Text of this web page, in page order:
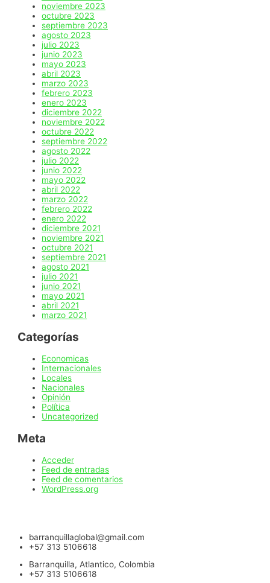
noviembre 2023
octubre 2023
septiembre 2023
agosto 2023
julio 2023
junio 2023
mayo 2023
abril 2023
marzo 2023
febrero 2023
enero 2023
diciembre 2022
noviembre 2022
octubre 2022
septiembre 2022
agosto 2022
julio 2022
junio 2022
mayo 2022
abril 2022
marzo 2022
febrero 2022
enero 2022
diciembre 2021
noviembre 2021
octubre 2021
septiembre 2021
agosto 2021
julio 2021
junio 2021
mayo 2021
abril 2021
marzo 2021
Categorías
Economicas
Internacionales
Locales
Nacionales
Opinión
Política
Uncategorized
Meta
Acceder
Feed de entradas
Feed de comentarios
WordPress.org
barranquillaglobal@gmail.com
+57 313 5106618
Barranquilla, Atlantico, Colombia
+57 313 5106618